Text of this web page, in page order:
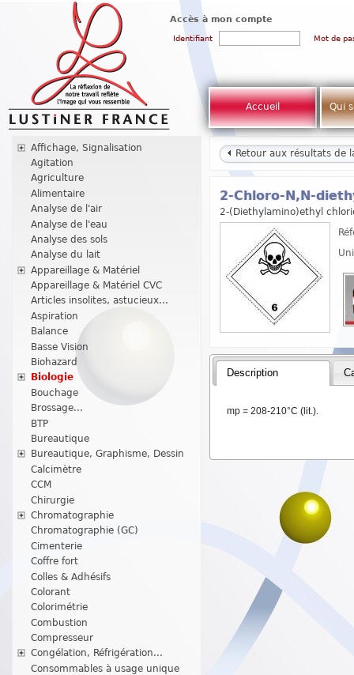
Accès à mon compte
Identifiant Mot de
Accueil Qui
Affichage, Signalisation
Agitation
Agriculture
Alimentaire
Analyse de l'air
Analyse de l'eau
Analyse des sols
Analyse du lait
Appareillage & Matériel
Appareillage & Matériel CVC
Articles insolites, astucieux...
Aspiration
Balance
Basse Vision
Biohazard
Biologie
Bouchage
Brossage...
BTP
Bureautique
Bureautique, Graphisme, Dessin
Calcimètre
CCM
Chirurgie
Chromatographie
Chromatographie (GC)
Cimenterie
Coffre fort
Colles & Adhésifs
Colorant
Colorimétrie
Combustion
Compresseur
Congélation, Réfrigération...
Consommables à usage unique
Retour aux résultats de
2-Chloro-N,N-
2-(Diethylamino)ethyl
Description
mp = 208-210°C (lit.).